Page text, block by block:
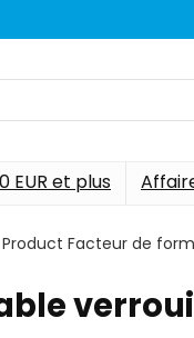
EUR et plus
Product Facteur de